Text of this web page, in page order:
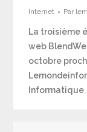
Internet Par
La troisième
web
octobre
Informatique